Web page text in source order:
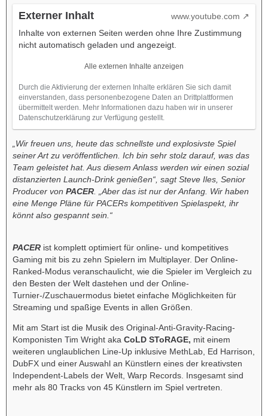
Externer Inhalt
www.youtube.com
Inhalte von externen Seiten werden ohne Ihre Zustimmung
nicht automatisch geladen und angezeigt.
Alle externen Inhalte anzeigen
Durch die Aktivierung der externen Inhalte erklären Sie sich damit
einverstanden, dass personenbezogene Daten an Drittplattformen
übermittelt werden. Mehr Informationen dazu haben wir in unserer
Datenschutzerklärung zur Verfügung gestellt.
„Wir freuen uns, heute das schnellste und explosivste Spiel
seiner Art zu veröffentlichen. Ich bin sehr stolz darauf, was das
Team geleistet hat. Aus diesem Anlass werden wir einen sozial
distanzierten Launch-Drink genießen“, sagt Steve Iles, Senior
Producer von PACER . „Aber das ist nur der Anfang. Wir haben
eine Menge Pläne für PACERs kompetitiven Spielaspekt, ihr
könnt also gespannt sein.“
PACER ist komplett optimiert für online- und kompetitives
Gaming mit bis zu zehn Spielern im Multiplayer. Der Online-
Ranked-Modus veranschaulicht, wie die Spieler im Vergleich zu
den Besten der Welt dastehen und der Online-
Turnier-/Zuschauermodus bietet einfache Möglichkeiten für
Streaming und spaßige Events in allen Größen.
Mit am Start ist die Musik des Original-Anti-Gravity-Racing-
Komponisten Tim Wright aka CoLD SToRAGE, mit einem
weiteren unglaublichen Line-Up inklusive MethLab, Ed Harrison,
DubFX und einer Auswahl an Künstlern eines der kreativsten
Independent-Labels der Welt, Warp Records. Insgesamt sind
mehr als 80 Tracks von 45 Künstlern im Spiel vertreten.